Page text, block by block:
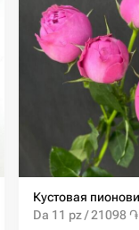
Da 11 pz / 21098 ֏